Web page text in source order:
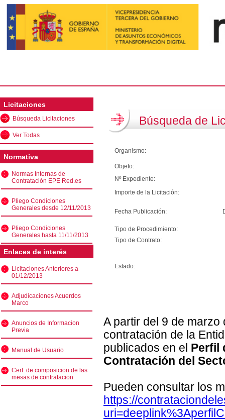
Licitaciones
Búsqueda Licitaciones
Ver Todas
Normativa
Normas Internas de
Contratación EPE Red.es
Pliego Condiciones
Generales desde 12/11/2013
Pliego Condiciones
Generales hasta 11/11/2013
Enlaces de interés
Licitaciones Anteriores a
01/12/2013
Adjudicaciones Acuerdos
Marco
Anuncios de Informacion
Previa
Manual de Usuario
Cert. de composicion de las
mesas de contratacion
Búsqueda de
Organismo:
Objeto:
Nº Expediente:
Importe de la Licitación:
Fecha Publicación:
Tipo de Procedimiento:
Tipo de Contrato:
Estado:
A partir del 9 de
contratación de la
publicados en el Perfil
Contratación del
Pueden consultar los
https://